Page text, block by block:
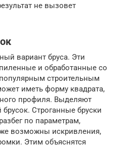
не вызовет
вариант бруса. Эти
и обработанные со
строительным
иметь форму квадрата,
профиля. Выделяют
Строганные бруски
по параметрам,
возможны искривления,
Этим объяснятся